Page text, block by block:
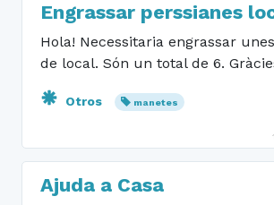
Engrassar perssianes
Hola! Necessitaria engrassar
de local. Són un total de 6.
Otros manetes
Ajuda a Casa